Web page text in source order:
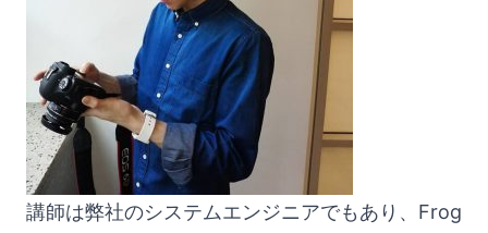
講師は弊社のシステムエンジニアでもあり、Frog